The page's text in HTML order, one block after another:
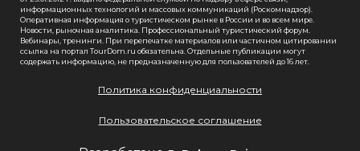
информационных технологий и массовых коммуникаций (Роскомнадзор).
Оперативная информация о туристическом рынке в России и во всем мире.
Новости, рыночная аналитика. Профессиональный туристический форум.
Вебинары, тренинги. При перепечатке материалов или частичном цитировании
ссылка на портал TourDom.ru обязательна. Отдельные публикации могут
содержать информацию, не предназначенную для пользователей до 16 лет.
Политика конфиденциальности
Пользовательское соглашение